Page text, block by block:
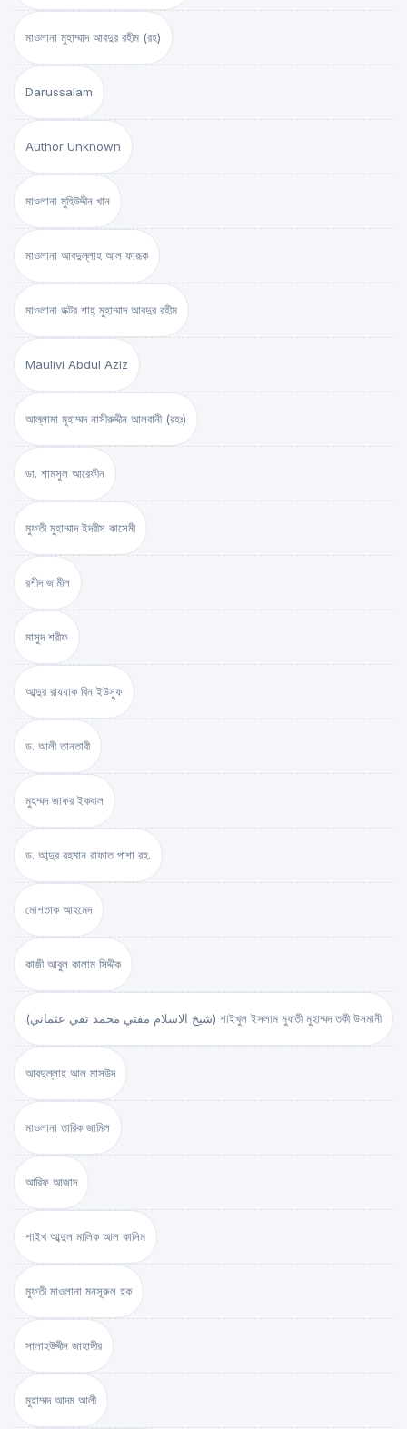
মাওলানা মুহাম্মাদ আবদুর রহীম (রহ)
Darussalam
Author Unknown
মাওলানা মুহিউদ্দীন খান
মাওলানা আবদুল্লাহ আল ফারূক
মাওলানা ডক্টর শাহ্‌ মুহাম্মাদ আবদুর রহীম
Maulivi Abdul Aziz
আল্লামা মুহাম্মদ নাসীরুদ্দীন আলবানী (রহঃ)
ডা. শামসুল আরেফীন
মুফতী মুহাম্মাদ ইদরীস কাসেমী
রশীদ জামীল
মাসুদ শরীফ
আব্দুর রাযযাক বিন ইউসুফ
ড. আলী তানতাবী
মুহম্মদ জাফর ইকবাল
ড. আব্দুর রহমান রাফাত পাশা রহ.
মোশতাক আহমেদ
কাজী আবুল কালাম সিদ্দীক
(شيخ الاسلام مفتي محمد تقي عثماني) শাইখুল ইসলাম মুফতী মুহাম্মদ তকী উসমানী
আবদুল্লাহ আল মাসউদ
মাওলানা তারিক জামিল
আরিফ আজাদ
শাইখ আব্দুল মালিক আল কাসিম
মুফতী মাওলানা মনসূরুল হক
সালাহউদ্দীন জাহাঙ্গীর
মুহাম্মদ আদম আলী